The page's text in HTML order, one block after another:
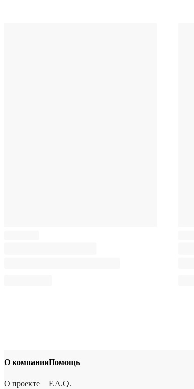
О компании
О проекте
Помощь
F.A.Q.